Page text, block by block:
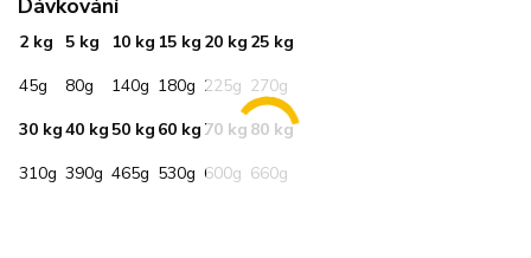
2 kg 5 kg 10 kg 15 kg 20 kg 25 kg
45g
80g 140g 180g 225g 270g
30 kg40 kg 50 kg 60 kg 70 kg 80 kg
310g 390g 465g 530g 600g 660g